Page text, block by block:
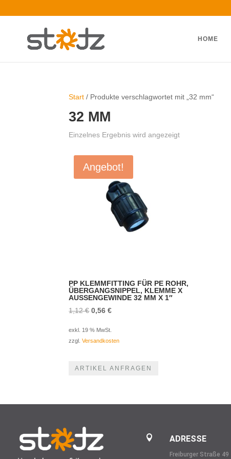
HOME
Start / Produkte verschlagwortet mit „32 mm“
32 MM
Einzelnes Ergebnis wird angezeigt
Angebot!
PP KLEMMFITTING FÜR PE ROHR,
ÜBERGANGSNIPPEL, KLEMME X
AUSSENGEWINDE 32 MM X 1″
1,12€ Ursprünglicher
war:
1,12 €
0,56€Aktueller
0,56 €.
exkl. 19 % MwSt.
zzgl.Versandkosten
ARTIKEL ANFRAGEN
 ADRESSE
Freiburger Straße 49